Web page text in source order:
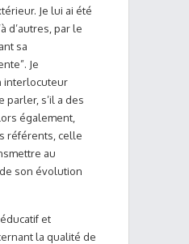
Je lui ai été
d’autres, par le
sa
Je
interlocuteur
parler, s’il a des
également,
référents, celle
au
son évolution
et
la qualité de